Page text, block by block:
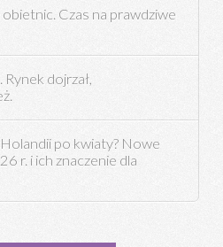
Czas na prawdziwe
dojrzał,
po kwiaty? Nowe
r. i ich znaczenie dla